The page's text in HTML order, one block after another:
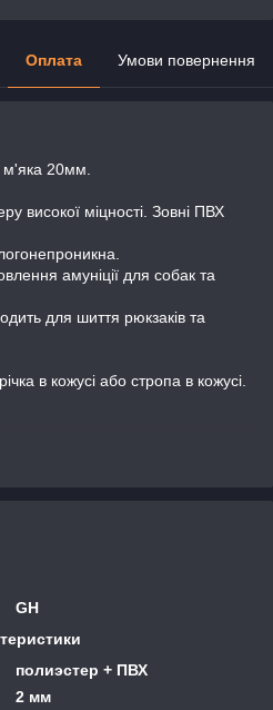
Оплата Умови повернення
м'яка 20мм.
високої міцності. Зовні ПВХ
амуніції для собак та
для шиття рюкзаків та
в кожусі або стропа в кожусі.
GH
полиэстер + ПВХ
2 мм